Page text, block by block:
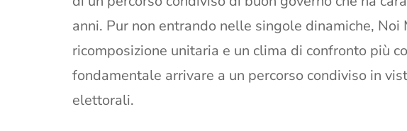
anni. Pur non entrando nelle singole dinamiche, Noi
ricomposizione unitaria e un clima di confronto più
fondamentale arrivare a un percorso condiviso in
elettorali.